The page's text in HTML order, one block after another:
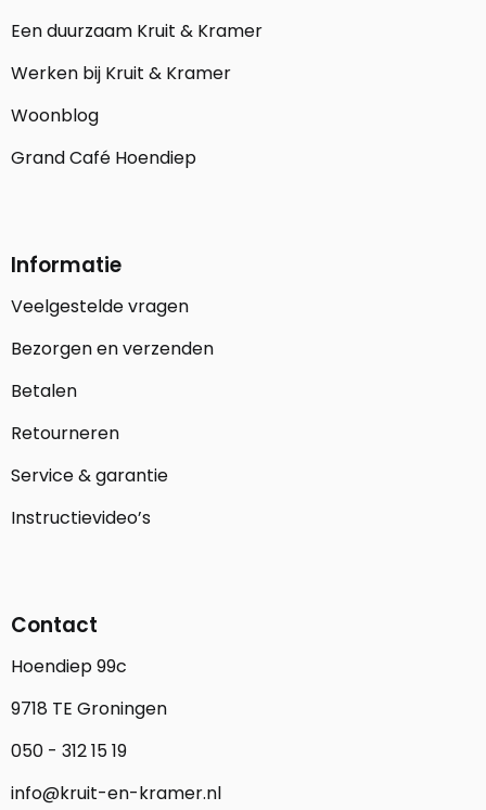
Een duurzaam Kruit & Kramer
Werken bij Kruit & Kramer
Woonblog
Grand Café Hoendiep
Informatie
Veelgestelde vragen
Bezorgen en verzenden
Betalen
Retourneren
Service & garantie
Instructievideo’s
Contact
Hoendiep 99c
9718 TE Groningen
050 - 312 15 19
info@kruit-en-kramer.nl